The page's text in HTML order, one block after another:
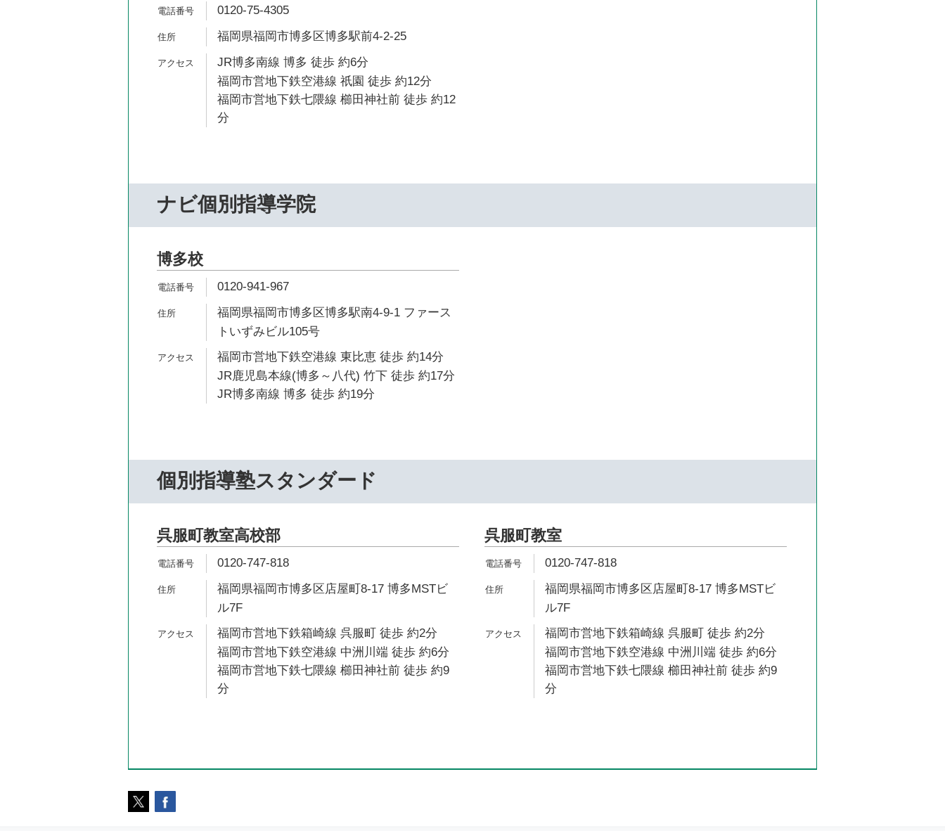
0120-75-4305
福岡県福岡市博多区博多駅前4-2-25
JR博多南線 博多 徒歩 約6分
福岡市営地下鉄空港線 祇園 徒歩 約12分
福岡市営地下鉄七隈線 櫛田神社前 徒歩 約12
分
ナビ個別指導学院
博多校
0120-941-967
福岡県福岡市博多区博多駅南4-9-1 ファース
トいずみビル105号
福岡市営地下鉄空港線 東比恵 徒歩 約14分
JR鹿児島本線(博多～八代) 竹下 徒歩 約17分
JR博多南線 博多 徒歩 約19分
個別指導塾スタンダード
呉服町教室高校部
0120-747-818
福岡県福岡市博多区店屋町8-17 博多MSTビ
ル7F
福岡市営地下鉄箱崎線 呉服町 徒歩 約2分
福岡市営地下鉄空港線 中洲川端 徒歩 約6分
福岡市営地下鉄七隈線 櫛田神社前 徒歩 約9
分
呉服町教室
0120-747-818
福岡県福岡市博多区店屋町8-17 博多MSTビ
ル7F
福岡市営地下鉄箱崎線 呉服町 徒歩 約2分
福岡市営地下鉄空港線 中洲川端 徒歩 約6分
福岡市営地下鉄七隈線 櫛田神社前 徒歩 約9
分